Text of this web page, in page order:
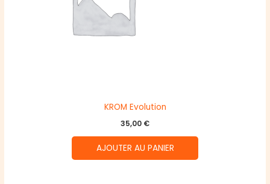
KROM Evolution
35,00 €
AJOUTER AU PANIER